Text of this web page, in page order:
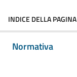
INDICE DELLA PAGINA
Normativa